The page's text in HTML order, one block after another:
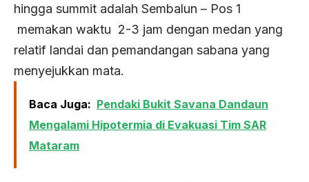
hingga summit adalah Sembalun – Pos 1
memakan waktu 2-3 jam dengan medan yang
relatif landai dan pemandangan sabana yang
menyejukkan mata.
Baca Juga: Pendaki Bukit Savana Dandaun
Mengalami Hipotermia di Evakuasi Tim SAR
Mataram